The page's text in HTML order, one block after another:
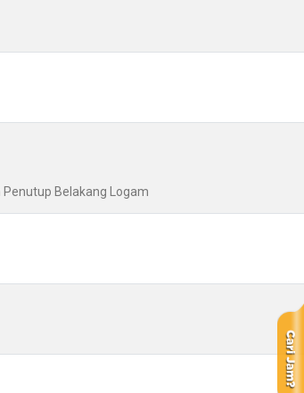
Belakang Logam